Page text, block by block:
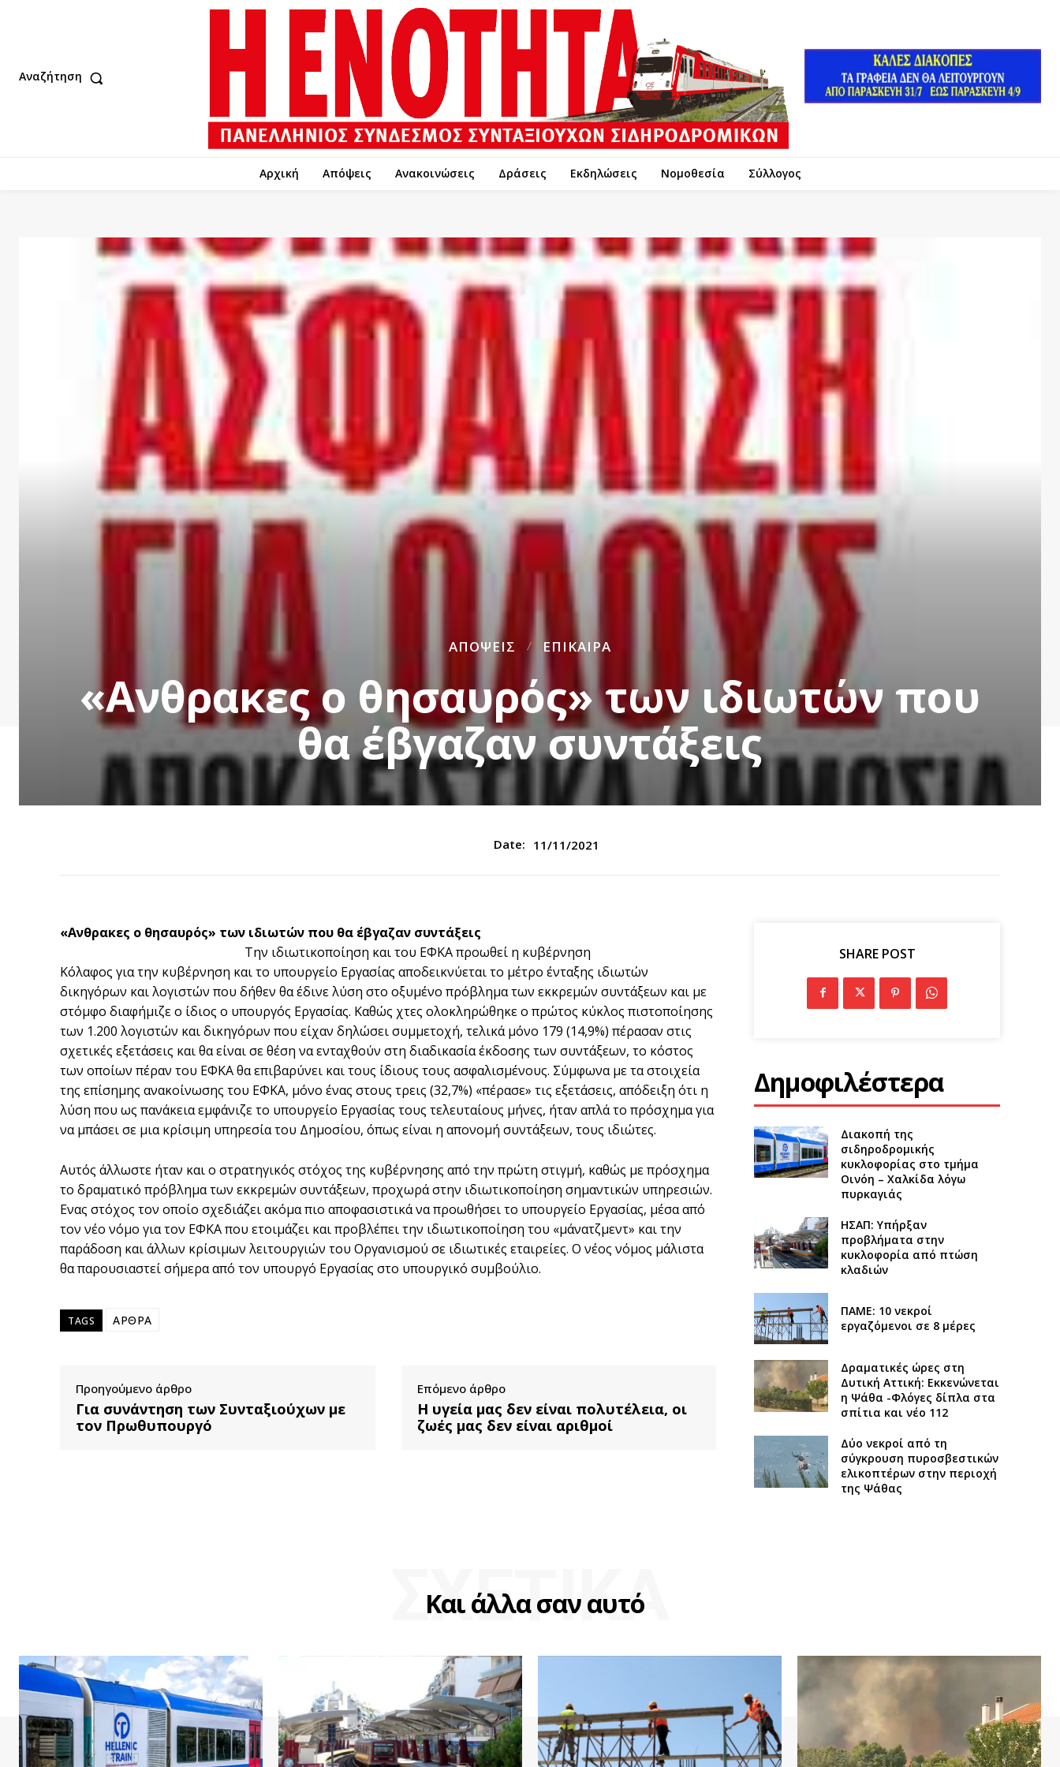
Αναζήτηση
Αρχική Απόψεις Ανακοινώσεις Δράσεις Εκδηλώσεις Νομοθεσία Σύλλογος
ΑΠΌΨΕΙΣ ΕΠΊΚΑΙΡΑ
«Ανθρακες ο θησαυρός» των ιδιωτών που
θα έβγαζαν συντάξεις
Date: 11/11/2021
«Ανθρακες ο θησαυρός» των ιδιωτών που θα έβγαζαν συντάξεις
Την ιδιωτικοποίηση και του ΕΦΚΑ προωθεί η κυβέρνηση
Κόλαφος για την κυβέρνηση και το υπουργείο Εργασίας αποδεικνύεται το μέτρο ένταξης ιδιωτών
δικηγόρων και λογιστών που δήθεν θα έδινε λύση στο οξυμένο πρόβλημα των εκκρεμών συντάξεων και με
στόμφο διαφήμιζε ο ίδιος ο υπουργός Εργασίας. Καθώς χτες ολοκληρώθηκε ο πρώτος κύκλος πιστοποίησης
των 1.200 λογιστών και δικηγόρων που είχαν δηλώσει συμμετοχή, τελικά μόνο 179 (14,9%) πέρασαν στις
σχετικές εξετάσεις και θα είναι σε θέση να ενταχθούν στη διαδικασία έκδοσης των συντάξεων, το κόστος
των οποίων πέραν του ΕΦΚΑ θα επιβαρύνει και τους ίδιους τους ασφαλισμένους. Σύμφωνα με τα στοιχεία
της επίσημης ανακοίνωσης του ΕΦΚΑ, μόνο ένας στους τρεις (32,7%) «πέρασε» τις εξετάσεις, απόδειξη ότι η
λύση που ως πανάκεια εμφάνιζε το υπουργείο Εργασίας τους τελευταίους μήνες, ήταν απλά το πρόσχημα για
να μπάσει σε μια κρίσιμη υπηρεσία του Δημοσίου, όπως είναι η απονομή συντάξεων, τους ιδιώτες.
Αυτός άλλωστε ήταν και ο στρατηγικός στόχος της κυβέρνησης από την πρώτη στιγμή, καθώς με πρόσχημα
το δραματικό πρόβλημα των εκκρεμών συντάξεων, προχωρά στην ιδιωτικοποίηση σημαντικών υπηρεσιών.
Ενας στόχος τον οποίο σχεδιάζει ακόμα πιο αποφασιστικά να προωθήσει το υπουργείο Εργασίας, μέσα από
τον νέο νόμο για τον ΕΦΚΑ που ετοιμάζει και προβλέπει την ιδιωτικοποίηση του «μάνατζμεντ» και την
παράδοση και άλλων κρίσιμων λειτουργιών του Οργανισμού σε ιδιωτικές εταιρείες. Ο νέος νόμος μάλιστα
θα παρουσιαστεί σήμερα από τον υπουργό Εργασίας στο υπουργικό συμβούλιο.
TAGS ΑΡΘΡΑ
Προηγούμενο άρθρο
Για συνάντηση των Συνταξιούχων με
τον Πρωθυπουργό
Επόμενο άρθρο
Η υγεία μας δεν είναι πολυτέλεια, οι
ζωές μας δεν είναι αριθμοί
SHARE POST
Δημοφιλέστερα
Διακοπή της
σιδηροδρομικής
κυκλοφορίας στο τμήμα
Οινόη – Χαλκίδα λόγω
πυρκαγιάς
ΗΣΑΠ: Υπήρξαν
προβλήματα στην
κυκλοφορία από πτώση
κλαδιών
ΠΑΜΕ: 10 νεκροί
εργαζόμενοι σε 8 μέρες
Δραματικές ώρες στη
Δυτική Αττική: Εκκενώνεται
η Ψάθα -Φλόγες δίπλα στα
σπίτια και νέο 112
Δύο νεκροί από τη
σύγκρουση πυροσβεστικών
ελικοπτέρων στην περιοχή
της Ψάθας
Και άλλα σαν αυτό
ΣΧΕΤΙΚΑ